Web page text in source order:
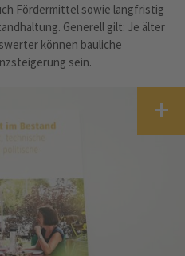
Fördermittel sowie langfristig
Generell gilt: Je älter
können bauliche
sein.